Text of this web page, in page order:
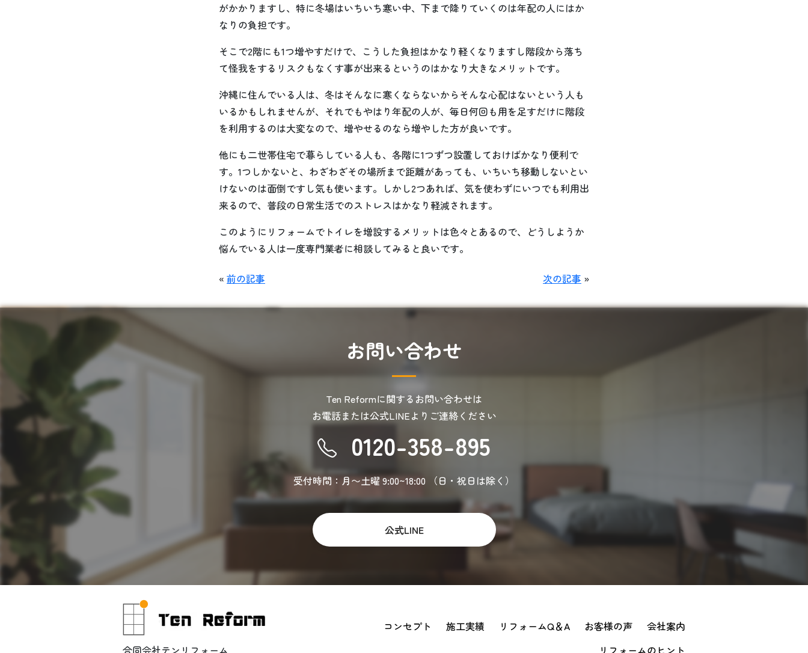
がかかりますし、特に冬場はいちいち寒い中、下まで降りていくのは年配の人にはか
なりの負担です。
そこで2階にも1つ増やすだけで、こうした負担はかなり軽くなりますし階段から落ち
て怪我をするリスクもなくす事が出来るというのはかなり大きなメリットです。
沖縄に住んでいる人は、冬はそんなに寒くならないからそんな心配はないという人も
いるかもしれませんが、それでもやはり年配の人が、毎日何回も用を足すだけに階段
を利用するのは大変なので、増やせるのなら増やした方が良いです。
他にも二世帯住宅で暮らしている人も、各階に1つずつ設置しておけばかなり便利で
す。1つしかないと、わざわざその場所まで距離があっても、いちいち移動しないとい
けないのは面倒ですし気も使います。しかし2つあれば、気を使わずにいつでも利用出
来るので、普段の日常生活でのストレスはかなり軽減されます。
このようにリフォームでトイレを増設するメリットは色々とあるので、どうしようか
悩んでいる人は一度専門業者に相談してみると良いです。
« 前の記事 次の記事 »
お問い合わせ
Ten Reformに関するお問い合わせは
お電話または公式LINEより ご連絡ください
0120-358-895
受付時間：月〜土曜 9:00~18:00 （日・祝日は除く）
公式LINE
合同会社テンリフォーム
コンセプト 施工実績 リフォームQ＆A お客様の声
会社案内
リフォームのヒント